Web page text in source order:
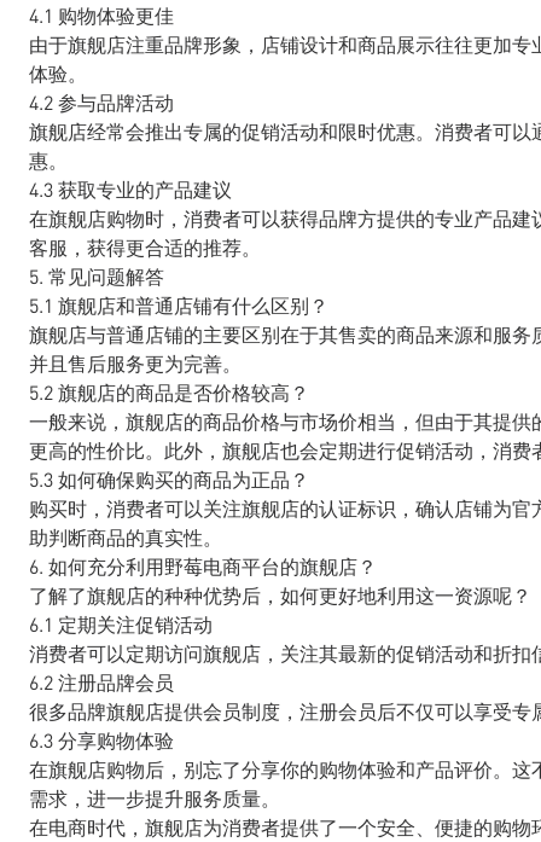
4.1 购物体验更佳
由于旗舰店注重品牌形象，店铺设计和商品展示往往更加
体验。
4.2 参与品牌活动
旗舰店经常会推出专属的促销活动和限时优惠。消费者可
惠。
4.3 获取专业的产品建议
在旗舰店购物时，消费者可以获得品牌方提供的专业产品
客服，获得更合适的推荐。
5. 常见问题解答
5.1 旗舰店和普通店铺有什么区别？
旗舰店与普通店铺的主要区别在于其售卖的商品来源和服
并且售后服务更为完善。
5.2 旗舰店的商品是否价格较高？
一般来说，旗舰店的商品价格与市场价相当，但由于其提
更高的性价比。此外，旗舰店也会定期进行促销活动，消
5.3 如何确保购买的商品为正品？
购买时，消费者可以关注旗舰店的认证标识，确认店铺为
助判断商品的真实性。
6. 如何充分利用野莓电商平台的旗舰店？
了解了旗舰店的种种优势后，如何更好地利用这一资源呢？
6.1 定期关注促销活动
消费者可以定期访问旗舰店，关注其最新的促销活动和折
6.2 注册品牌会员
很多品牌旗舰店提供会员制度，注册会员后不仅可以享受
6.3 分享购物体验
在旗舰店购物后，别忘了分享你的购物体验和产品评价。
需求，进一步提升服务质量。
在电商时代，旗舰店为消费者提供了一个安全、便捷的购